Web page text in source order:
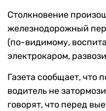
Столкновение
железнодорожный
(по-видимому,
электрокаром,
Газета сообщает, что
водитель не
говорят, что перед